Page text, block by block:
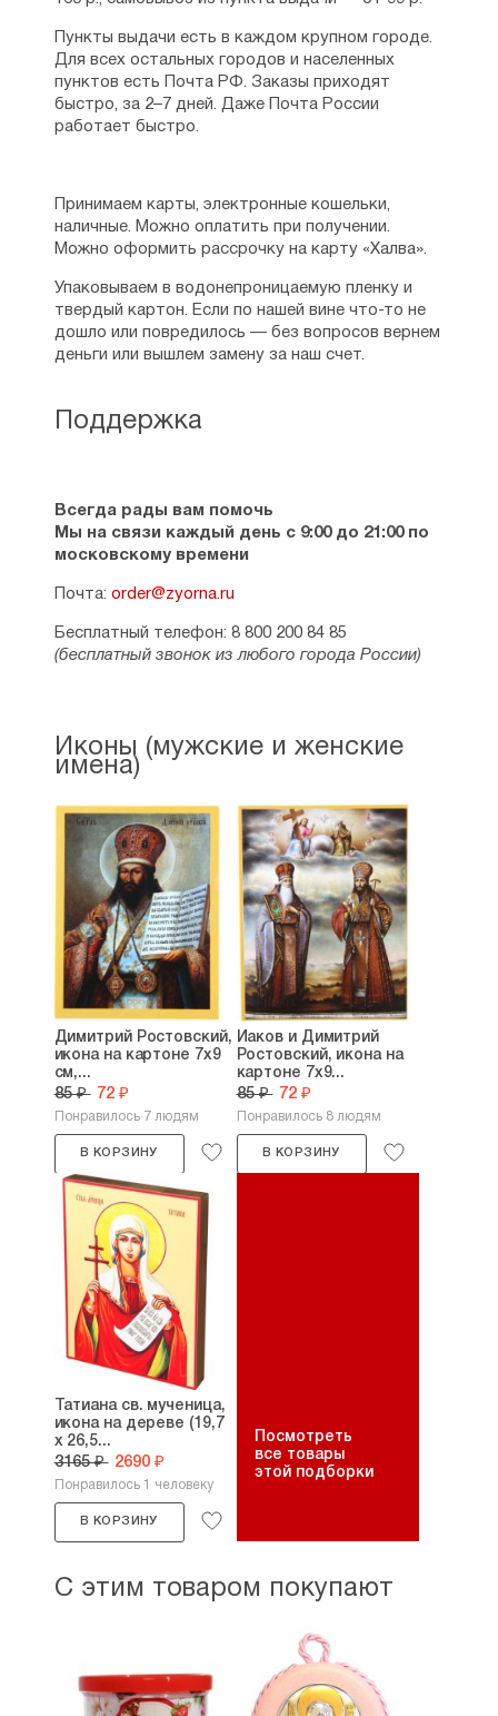
Поддержка
Всегда рады вам помочь
Мы на связи каждый день с 9:00 до 21:00 по
московскому времени
Почта: order@zyorna.ru
Бесплатный телефон: 8 800 200 84 85
(бесплатный звонок из любого города России)
Пункты выдачи есть в каждом крупном городе.
Для всех остальных городов и населенных
пунктов есть Почта РФ. Заказы приходят
быстро, за 2–7 дней. Даже Почта России
работает быстро.
Принимаем карты, электронные кошельки,
наличные. Можно оплатить при получении.
Можно оформить рассрочку на карту «Халва».
Упаковываем в водонепроницаемую пленку и
твердый картон. Если по нашей вине что-то не
дошло или повредилось — без вопросов вернем
деньги или вышлем замену за наш счет.
Иконы (мужские и женские
имена)
Димитрий Ростовский,
икона на картоне 7х9
см,...
85 ₽ 72 ₽
Понравилось 7 людям
В КОРЗИНУ
Иаков и Димитрий
Ростовский, икона на
картоне 7х9...
85 ₽ 72 ₽
Понравилось 8 людям
В КОРЗИНУ
Татиана св. мученица,
икона на дереве (19,7
х 26,5...
3165 ₽ 2690 ₽
Понравилось 1 человеку
В КОРЗИНУ
Посмотреть
все товары
этой подборки
С этим товаром покупают